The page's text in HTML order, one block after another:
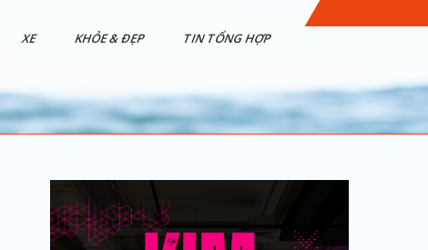
XE KHỎE & ĐẸP TIN TỔNG HỢP